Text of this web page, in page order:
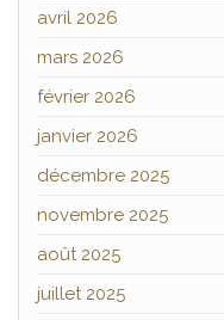
avril 2026
mars 2026
février 2026
janvier 2026
décembre 2025
novembre 2025
août 2025
juillet 2025